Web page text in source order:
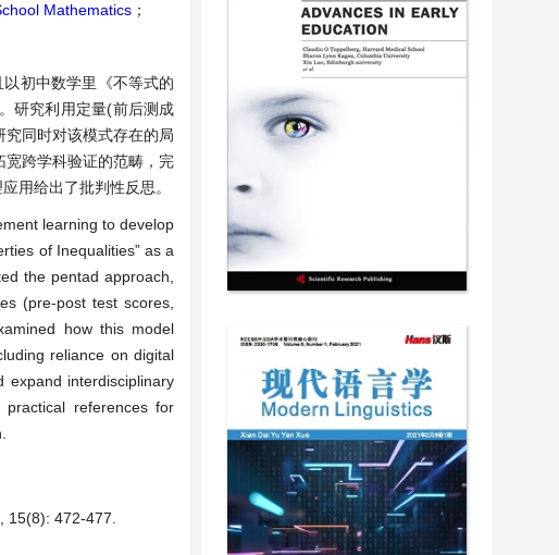
Mathematics ；
初中数学里《不等式的
研究利用定量(前后测成
同时对该模式存在的局
跨学科验证的范畴，完
用给出了批判性反思。
learning to develop
of Inequalities” as a
the pentad approach,
(pre-post test scores,
how this model
reliance on digital
expand interdisciplinary
references for
15(8): 472-477.